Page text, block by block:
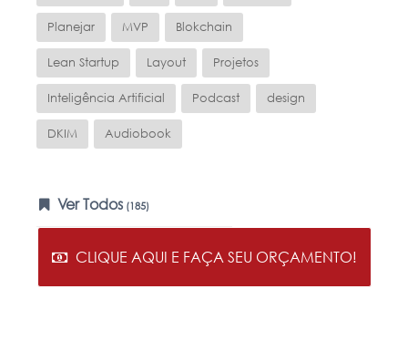
Planejar MVP Blokchain
Lean Startup Layout Projetos
Inteligência Artificial Podcast design
DKIM Audiobook
Ver Todos (185)
CLIQUE AQUI E FAÇA SEU ORÇAMENTO!